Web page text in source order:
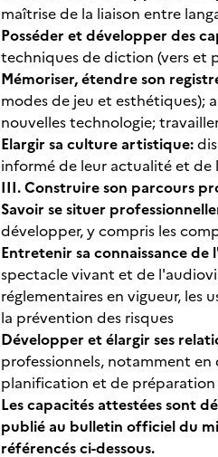
maîtrise de la liaison entre
Posséder et développer des
techniques de diction (vers et
Mémoriser, étendre son
modes de jeu et esthétiques);
nouvelles technologie;
Elargir sa culture artistique:
informé de leur actualité et de
III. Construire son parcours
Savoir se situer
développer, y compris les
Entretenir sa connaissance
spectacle vivant et de
réglementaires en vigueur, les
la prévention des risques
Développer et élargir ses
professionnels, notamment
planification et de préparation
Les capacités attestées sont
publié au bulletin officiel du
référencés ci-dessous.